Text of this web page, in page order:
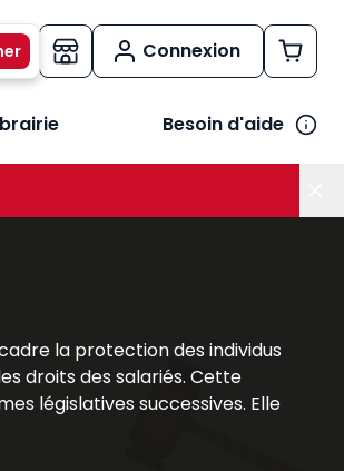
Connexion
besoins Besoin d'aide
la protection des individus
droits des salariés. Cette
législatives successives. Elle
la gestion quotidienne des
en droit social, associant